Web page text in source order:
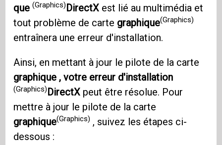
que(Graphics)DirectX est lié au multimédia et
tout problème de carte graphique(Graphics)
entraînera une erreur d'installation.
Ainsi, en mettant à jour le pilote de la carte
graphique , votre erreur d'installation
(Graphics)DirectX peut être résolue. Pour
mettre à jour le pilote de la carte
graphique(Graphics) , suivez les étapes ci-
dessous :